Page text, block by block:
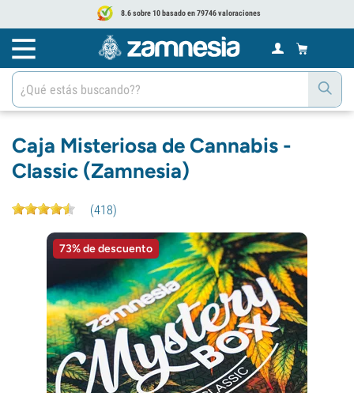
8.6 sobre 10 basado en 79746 valoraciones
Caja Misteriosa de Cannabis -
Classic (Zamnesia)
(418)
73% de descuento